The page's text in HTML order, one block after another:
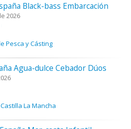
Black-bass Embarcación
2026
Pesca y Cásting
Agua-dulce Cebador Dúos
La Mancha